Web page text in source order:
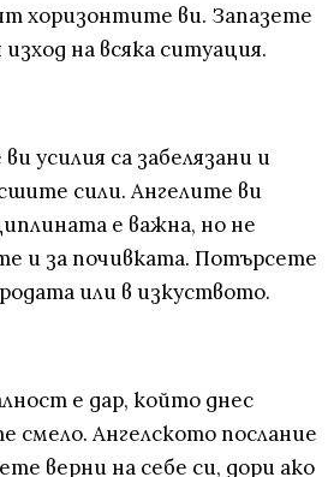
хоризонтите ви. Запазете
на всяка ситуация.
усилия са забелязани и
сили. Ангелите ви
е важна, но не
и за почивката. Потърсете
или в изкуството.
е дар, който днес
смело. Ангелското послание
верни на себе си, дори ако